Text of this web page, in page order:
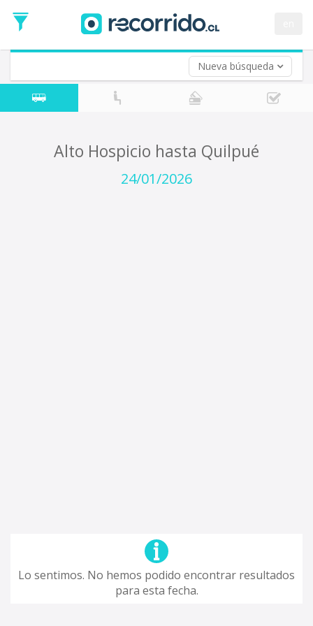
Nueva búsqueda
de
Ida
Vuelta (opcional)
Fecha
de
Alto Hospicio hasta Quilpué
24/01/2026
Lo sentimos. No hemos podido encontrar resultados
para esta fecha.